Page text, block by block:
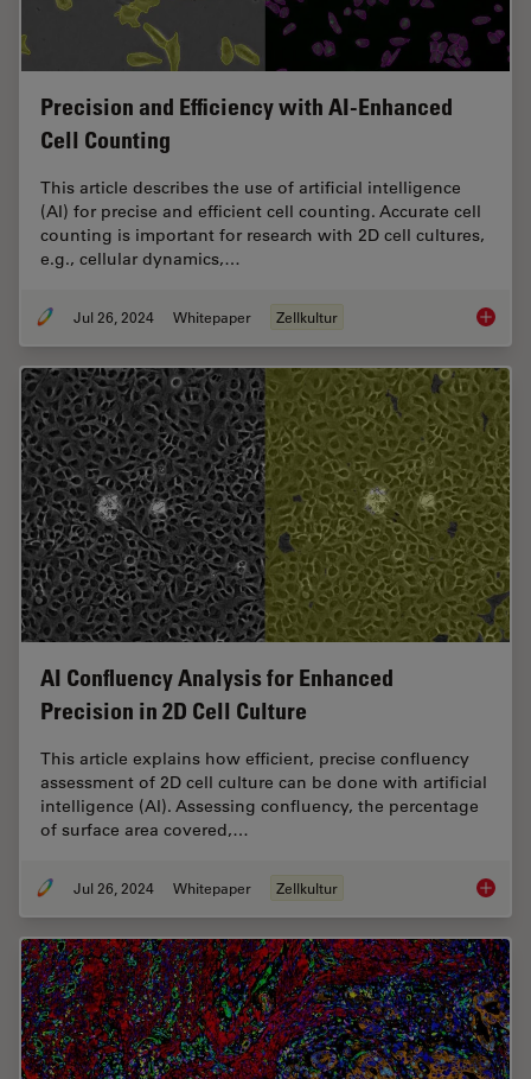
Precision and Efficiency with AI-Enhanced
Cell Counting
This article describes the use of artificial intelligence
(AI) for precise and efficient cell counting. Accurate cell
counting is important for research with 2D cell cultures,
e.g., cellular dynamics,…
Jul 26, 2024 Whitepaper Zellkultur
AI Confluency Analysis for Enhanced
Precision in 2D Cell Culture
This article explains how efficient, precise confluency
assessment of 2D cell culture can be done with artificial
intelligence (AI). Assessing confluency, the percentage
of surface area covered,…
Jul 26, 2024 Whitepaper Zellkultur AI